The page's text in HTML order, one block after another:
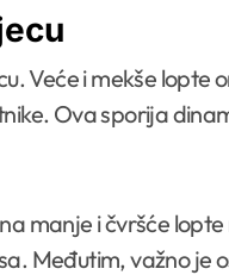
Veće i mekše lopte
Ova sporija
manje i čvršće
Međutim, važno je